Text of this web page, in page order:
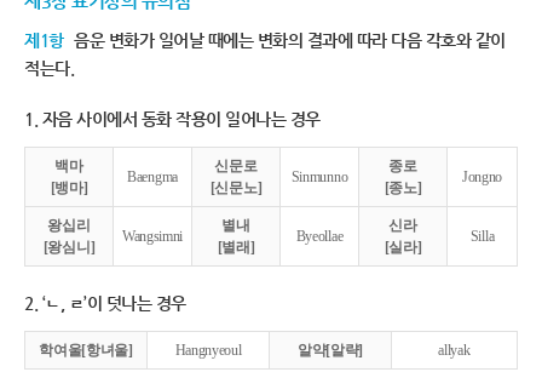
제1항 음운 변화가 일어날 때에는 변화의 결과에 따라 다음 각호와 같이
적는다.
1. 자음 사이에서 동화 작용이 일어나는 경우
백마
[뱅마]
Baengma
신문로
[신문노]
Sinmunno
종로
[종노]
Jongno
왕십리
[왕심니]
Wangsimni
별내
[별래]
Byeollae
신라
[실라]
Silla
2. ‘ㄴ, ㄹ’이 덧나는 경우
학여울[항녀울] Hangnyeoul 알약[알략] allyak